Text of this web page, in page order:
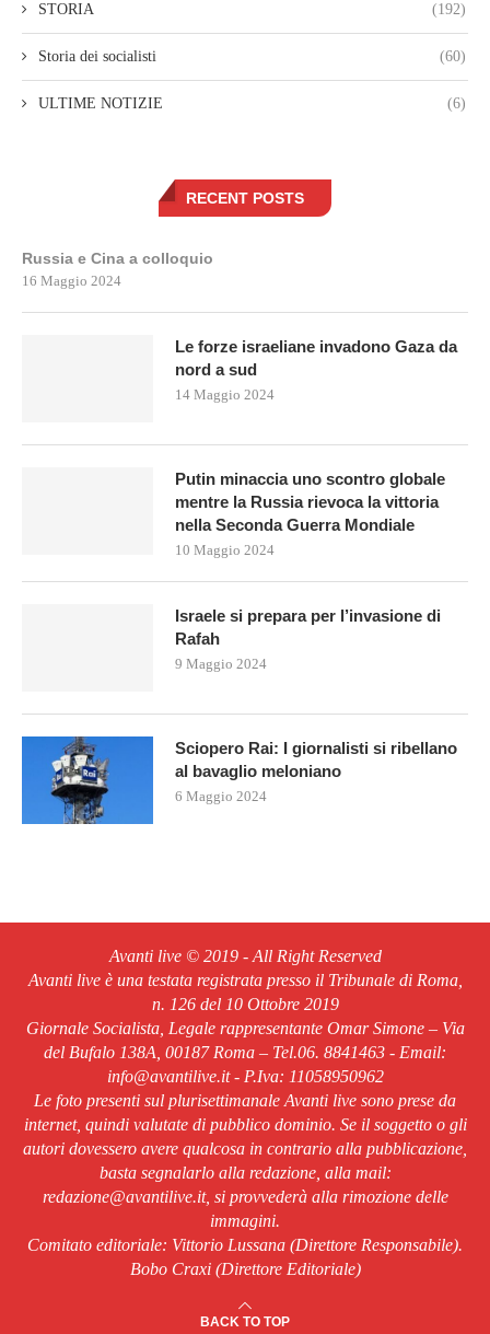
STORIA (192)
Storia dei socialisti (60)
ULTIME NOTIZIE (6)
RECENT POSTS
Russia e Cina a colloquio
16 Maggio 2024
Le forze israeliane invadono Gaza da
nord a sud
14 Maggio 2024
Putin minaccia uno scontro globale
mentre la Russia rievoca la vittoria
nella Seconda Guerra Mondiale
10 Maggio 2024
Israele si prepara per l’invasione di
Rafah
9 Maggio 2024
Sciopero Rai: I giornalisti si ribellano
al bavaglio meloniano
6 Maggio 2024
Avanti live © 2019 - All Right Reserved
Avanti live è una testata registrata presso il Tribunale di Roma,
n. 126 del 10 Ottobre 2019
Giornale Socialista, Legale rappresentante Omar Simone – Via
del Bufalo 138A, 00187 Roma – Tel.06. 8841463 - Email:
info@avantilive.it - P.Iva: 11058950962
Le foto presenti sul plurisettimanale Avanti live sono prese da
internet, quindi valutate di pubblico dominio. Se il soggetto o gli
autori dovessero avere qualcosa in contrario alla pubblicazione,
basta segnalarlo alla redazione, alla mail:
redazione@avantilive.it, si provvederà alla rimozione delle
immagini.
Comitato editoriale: Vittorio Lussana (Direttore Responsabile).
Bobo Craxi (Direttore Editoriale)
BACK TO TOP